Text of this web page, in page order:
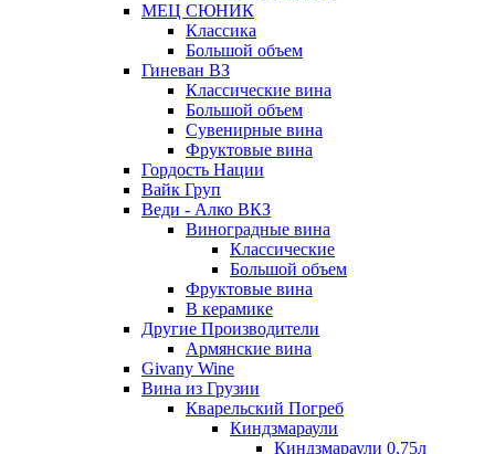
МЕЦ СЮНИК
Классика
Большой объем
Гиневан ВЗ
Классические вина
Большой объем
Сувенирные вина
Фруктовые вина
Гордость Нации
Вайк Груп
Веди - Алко ВКЗ
Виноградные вина
Классические
Большой объем
Фруктовые вина
В керамике
Другие Производители
Армянские вина
Givany Wine
Вина из Грузии
Кварельский Погреб
Киндзмараули
Киндзмараули 0,75л